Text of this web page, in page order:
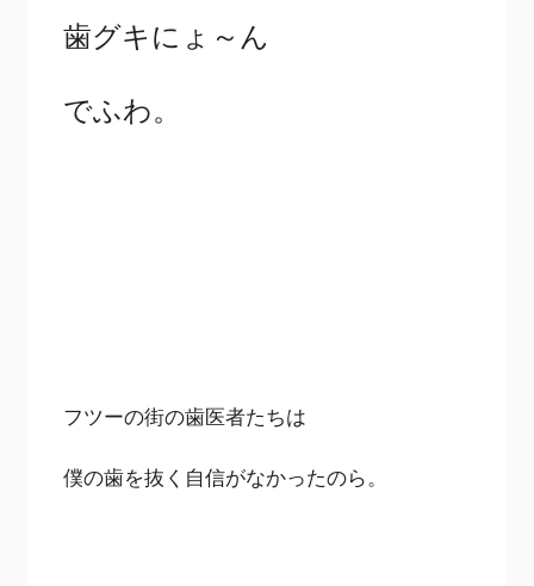
歯グキにょ～ん
でふわ。
フツーの街の歯医者たちは
僕の歯を抜く自信がなかったのら。